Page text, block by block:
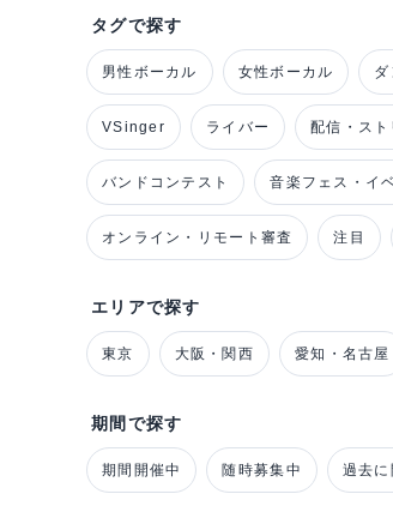
タグで探す
男性ボーカル 女性ボーカル
VSinger ライバー 配信・スト
バンドコンテスト 音楽フェス・イ
オンライン・リモート審査 注目
エリアで探す
東京 大阪・関西 愛知・名古屋
期間で探す
期間開催中 随時募集中 過去